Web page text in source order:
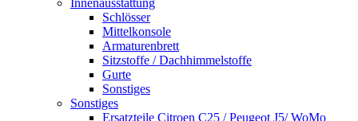
Schlösser
Mittelkonsole
Armaturenbrett
Sitzstoffe / Dachhimmelstoffe
Gurte
Sonstiges
Sonstiges
Ersatzteile Citroen C25 / Peugeot J5/ WoMo